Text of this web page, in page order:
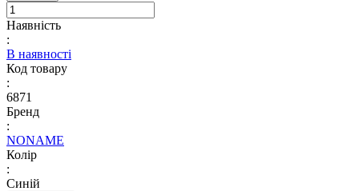
Наявність
:
В наявності
Код товару
:
6871
Бренд
:
NONAME
Колір
:
Синій